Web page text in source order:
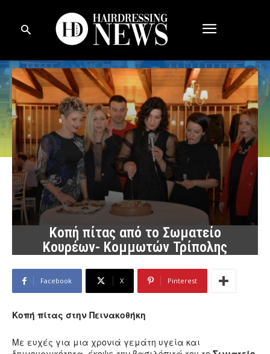
Κοπή πίτας από το Σωματείο
Κουρέων- Κομμωτών Τρίπολης
Facebook X Pinterest
Κοπή πίτας στην Πεινακοθήκη
Με ευχές για μια χρονιά γεμάτη υγεία και